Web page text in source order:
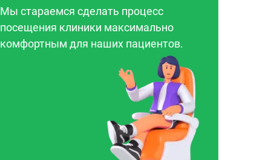
Мы стараемся сделать процесс
посещения клиники максимально
комфортным для наших пациентов.